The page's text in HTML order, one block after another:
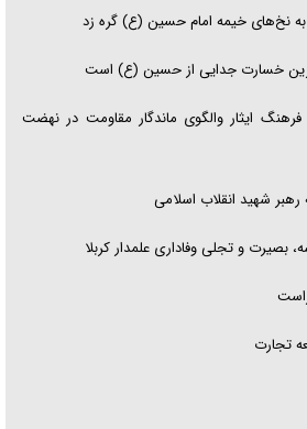
نخ‌های خیمه امام حسین (ع) گره زد
خسارت جدایی از حسین (ع) است
ایثار والگوی ماندگار مقاومت در نهضت
بصیرت و تجلی وفاداری علمدار کربلا
تجارت